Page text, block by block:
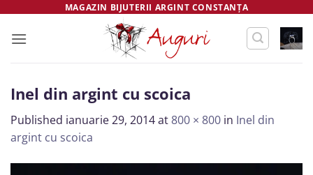
content
MAGAZIN BIJUTERII ARGINT CONSTANȚA
Inel din argint cu scoica
Published ianuarie 29, 2014at800 × 800 in Inel din
argint cu scoica